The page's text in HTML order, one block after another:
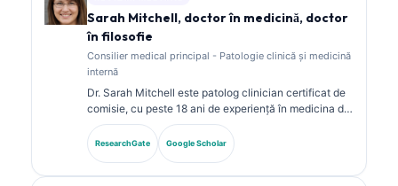
medicinei de laborator.
Sarah Mitchell, doctor în medicină, doctor
în filosofie
Consilier medical principal - Patologie clinică și medicină
internă
Dr. Sarah Mitchell este patolog clinician certificat de
comisie, cu peste 18 ani de experiență în medicina de
laborator și analiza diagnostică. Deține certificări de
specialitate în chimie clinică și a publicat pe larg
despre panouri de biomarkeri și analiza de laborator
ResearchGate Google Scholar